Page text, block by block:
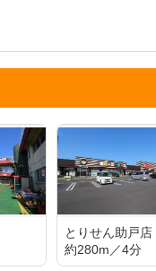
とりせん助戸店
約280m／4分